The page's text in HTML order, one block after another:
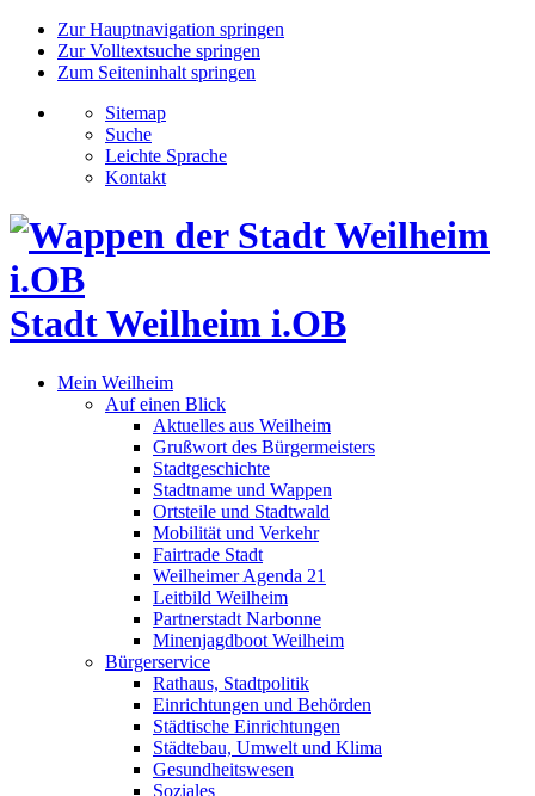
Zur Hauptnavigation springen
Zur Volltextsuche springen
Zum Seiteninhalt springen
Sitemap
Suche
Leichte Sprache
Kontakt
Stadt Weilheim i.OB
Mein Weilheim
Auf einen Blick
Aktuelles aus Weilheim
Grußwort des Bürgermeisters
Stadtgeschichte
Stadtname und Wappen
Ortsteile und Stadtwald
Mobilität und Verkehr
Fairtrade Stadt
Weilheimer Agenda 21
Leitbild Weilheim
Partnerstadt Narbonne
Minenjagdboot Weilheim
Bürgerservice
Rathaus, Stadtpolitik
Einrichtungen und Behörden
Städtische Einrichtungen
Städtebau, Umwelt und Klima
Gesundheitswesen
Soziales